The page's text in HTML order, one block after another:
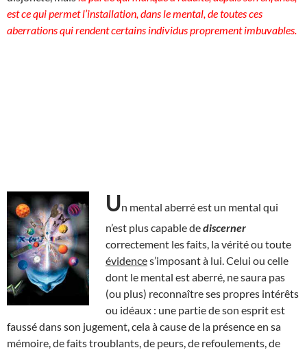
est ce qui permet l’installation, dans le mental, de toutes ces
aberrations qui rendent certains individus proprement imbuvables.
Un mental aberré est un mental qui
n’est plus capable dediscerner
correctement les faits, la vérité ou toute
évidences’imposant à lui. Celui ou celle
dont le mental est aberré, ne saura pas
(ou plus) reconnaître ses propres intérêts
ou idéaux : une partie de son esprit est
faussé dans son jugement, cela à cause de la présence en sa
mémoire, de faits troublants, de peurs, de refoulements, de